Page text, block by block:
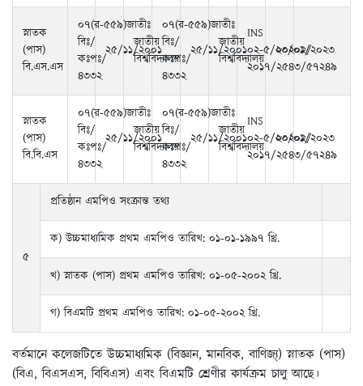
স্নাতক
(পাস)
বি.এস.এস
০৭(র-৫৫৯)জাতীঃ
বিঃ/
কঃপঃ/
৪৩৩২
২৫/১১/২০০১
জাতীয়
বিশ্ববিদ্যালয়
০৭(র-৫৫৯)জাতীঃ
বিঃ/
কঃপঃ/
৪৩৩২
২৫/১১/২০০১
জাতীয়
বিশ্ববিদ্যালয়
INS
০২-৫/০০২০২/
২০১৭/২৫৪৩/৫৭২৪৯
২৩/০১/২০২৩
স্নাতক
(পাস)
বি.বি.এস
০৭(র-৫৫৯)জাতীঃ
বিঃ/
কঃপঃ/
৪৩৩২
২৫/১১/২০০১
জাতীয়
বিশ্ববিদ্যালয়
০৭(র-৫৫৯)জাতীঃ
বিঃ/
কঃপঃ/
৪৩৩২
২৫/১১/২০০১
জাতীয়
বিশ্ববিদ্যালয়
INS
০২-৫/০০২০২/
২০১৭/২৫৪৩/৫৭২৪৯
২৩/০১/২০২৩
৫
প্রতিষ্ঠান এমপিও সংক্রান্ত তথ্য
ক) উচ্চমাধ্যমিক প্রথম এমপিও তারিখ: ০১-০১-১৯৯৭ খ্রি.
খ) স্নাতক (পাস) প্রথম এমপিও তারিখ: ০১-০৫-২০০২ খ্রি.
গ) বিএমটি প্রথম এমপিও তারিখ: ০১-০৫-২০০২ খ্রি.
বর্তমানে কলেজটিতে উচ্চমাধ্যমিক (বিজ্ঞান, মানবিক, বাণিজ্য্) স্নাতক (পাস)
(বিএ, বিএসএস, বিবিএস) এবং বিএমটি শ্রেণীর কার্যক্রম চালু আছে।